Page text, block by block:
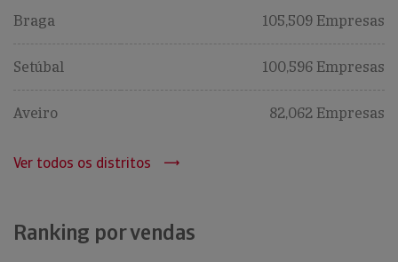
Braga 105,509 Empresas
Setúbal 100,596 Empresas
Aveiro 82,062 Empresas
Ver todos os distritos
Ranking por vendas